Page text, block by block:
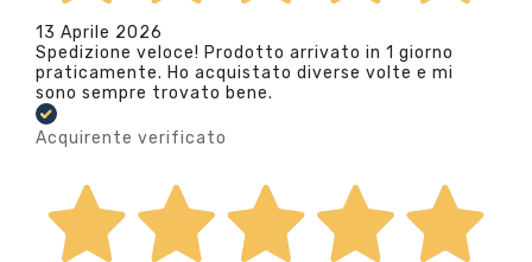
13 Aprile 2026
Spedizione veloce! Prodotto arrivato in 1 giorno
praticamente. Ho acquistato diverse volte e mi
sono sempre trovato bene.
Acquirente verificato